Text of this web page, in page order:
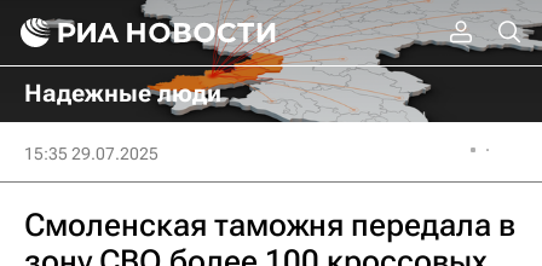
Надежные люди
15:35 29.07.2025
Смоленская таможня передала в